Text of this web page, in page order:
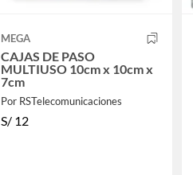
MEGA
CAJAS DE PASO
MULTIUSO 10cm x 10cm x
7cm
Por RSTelecomunicaciones
S/ 12